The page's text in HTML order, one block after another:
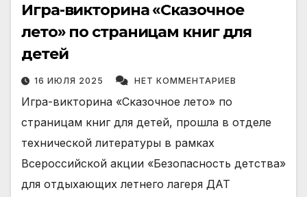
Игра-викторина «Сказочное
лето» по страницам книг для
детей
16 ИЮЛЯ 2025 НЕТ КОММЕНТАРИЕВ
Игра-викторина «Сказочное лето» по
страницам книг для детей, прошла в отделе
технической литературы в рамках
Всероссийской акции «Безопасность детства»
для отдыхающих летнего лагеря ДАТ